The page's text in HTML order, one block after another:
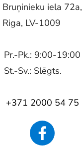
Bruņinieku iela 72a,
Riga, LV-1009
Pr.-Pk.: 9:00-19:00
St.-Sv.: Slēgts.
+371 2000 54 75